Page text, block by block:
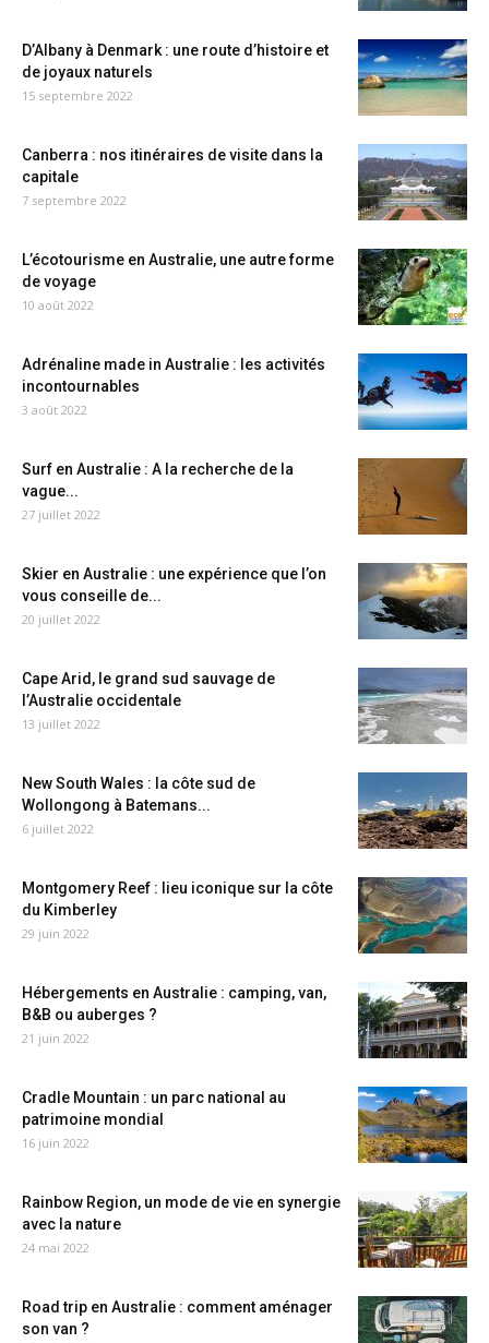
D’Albany à Denmark : une route d’histoire et
de joyaux naturels
15 septembre 2022
Canberra : nos itinéraires de visite dans la
capitale
7 septembre 2022
L’écotourisme en Australie, une autre forme
de voyage
10 août 2022
Adrénaline made in Australie : les activités
incontournables
3 août 2022
Surf en Australie : A la recherche de la
vague...
27 juillet 2022
Skier en Australie : une expérience que l’on
vous conseille de...
20 juillet 2022
Cape Arid, le grand sud sauvage de
l’Australie occidentale
13 juillet 2022
New South Wales : la côte sud de
Wollongong à Batemans...
6 juillet 2022
Montgomery Reef : lieu iconique sur la côte
du Kimberley
29 juin 2022
Hébergements en Australie : camping, van,
B&B ou auberges ?
21 juin 2022
Cradle Mountain : un parc national au
patrimoine mondial
16 juin 2022
Rainbow Region, un mode de vie en synergie
avec la nature
24 mai 2022
Road trip en Australie : comment aménager
son van ?